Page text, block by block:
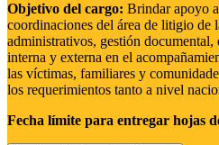
Objetivo del cargo: Brindar apoyo
coordinaciones del área de litigio de
administrativos, gestión
interna y externa en el
las víctimas, familiares y
los requerimientos tanto a nivel
Fecha límite para entregar hojas